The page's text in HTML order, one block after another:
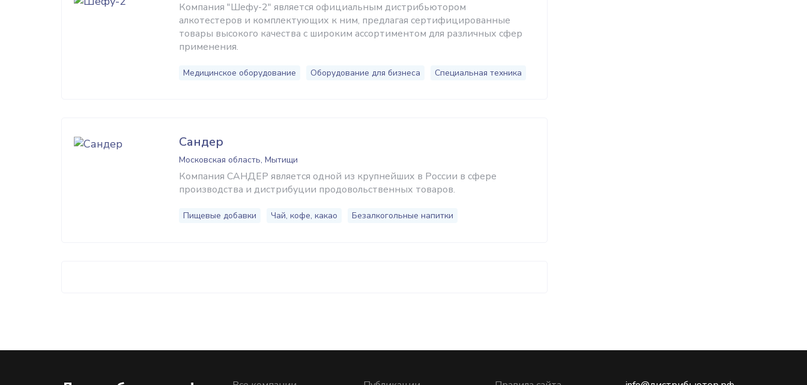
Компания "Шефу-2" является официальным дистрибьютором
алкотестеров и комплектующих к ним, предлагая сертифицированные
товары высокого качества с широким ассортиментом для различных сфер
применения.
Медицинское оборудование Оборудование для бизнеса Специальная техника
Сандер
Московская область, Мытищи
Компания САНДЕР является одной из крупнейших в России в сфере
производства и дистрибуции продовольственных товаров.
Пищевые добавки Чай, кофе, какао Безалкогольные напитки